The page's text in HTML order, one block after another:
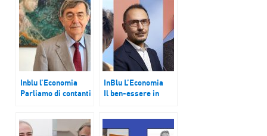
Inblu l’Economia
Parliamo di contanti
InBlu L’Economia
Il ben-essere in